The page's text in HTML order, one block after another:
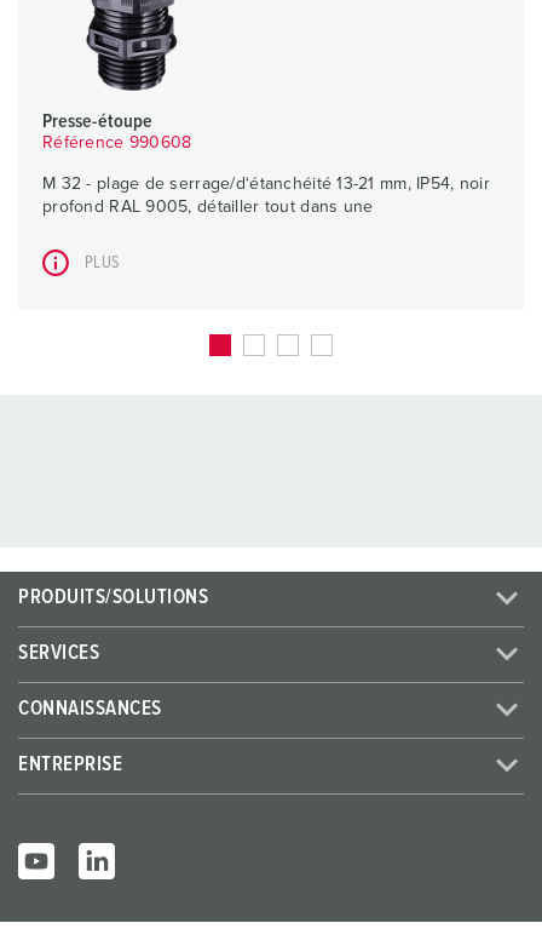
Presse-étoupe
Référence 990608
M 32 - plage de serrage/d‘étanchéité 13-21 mm, IP54, noir
profond RAL 9005, détailler tout dans une
PLUS
PRODUITS/SOLUTIONS
SERVICES
CONNAISSANCES
ENTREPRISE